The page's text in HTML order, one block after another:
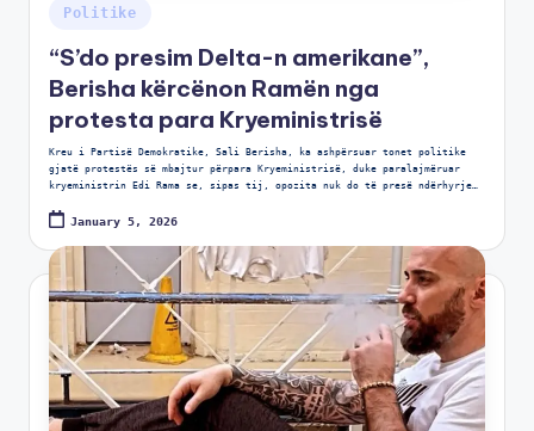
Politike
“S’do presim Delta-n amerikane”,
Berisha kërcënon Ramën nga
protesta para Kryeministrisë
Kreu i Partisë Demokratike, Sali Berisha, ka ashpërsuar tonet politike
gjatë protestës së mbajtur përpara Kryeministrisë, duke paralajmëruar
kryeministrin Edi Rama se, sipas tij, opozita nuk do të presë ndërhyrje…
January 5, 2026